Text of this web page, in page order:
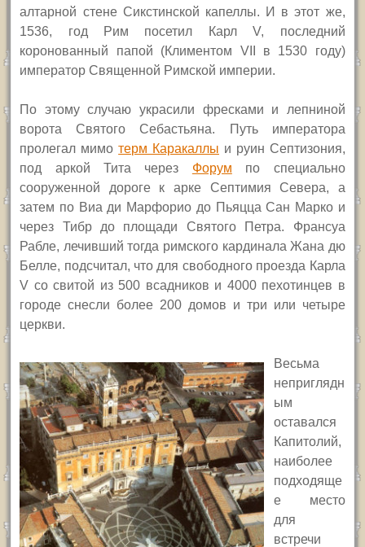
алтарной стене Сикстинской капеллы. И в этот же,
1536, год Рим посетил КарлV, последний
коронованный папой (Климентом VII в 1530 году)
император Священной Римской империи.
По этому случаю украсили фресками и лепниной
ворота Святого Себастьяна. Путь императора
пролегал мимотерм Каракаллы и руин Септизония,
под аркой Тита через Форум по специально
сооруженной дороге к арке Септимия Севера, а
затем по Виа ди Марфорио до Пьяцца Сан Марко и
через Тибр до площади Святого Петра. Франсуа
Рабле, лечивший тогда римского кардинала Жана дю
Белле, подсчитал, что для свободного проезда Карла
V со свитой из 500 всадников и 4000 пехотинцев в
городе снесли более 200 домов и три или четыре
церкви.
Весьма
неприглядн
ым
оставался
Капитолий,
наиболее
подходяще
е место
для
встречи